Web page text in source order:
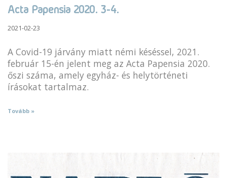
Acta Papensia 2020. 3-4.
2021-02-23
A Covid-19 járvány miatt némi késéssel, 2021.
február 15-én jelent meg az Acta Papensia 2020.
őszi száma, amely egyház- és helytörténeti
írásokat tartalmaz.
Tovább »